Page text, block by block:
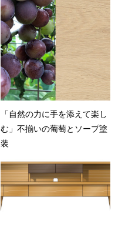
「自然の力に手を添えて楽し
む」不揃いの葡萄とソープ塗
装